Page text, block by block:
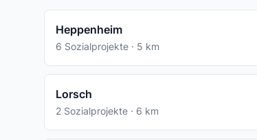
Heppenheim
6 Sozialprojekte · 5 km
Lorsch
2 Sozialprojekte · 6 km